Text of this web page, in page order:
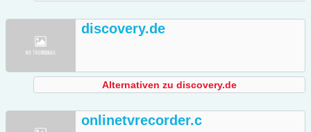
discovery.de
Alternativen zu discovery.de
onlinetvrecorder.c